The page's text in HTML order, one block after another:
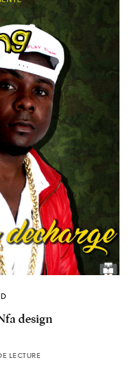
design
LECTURE